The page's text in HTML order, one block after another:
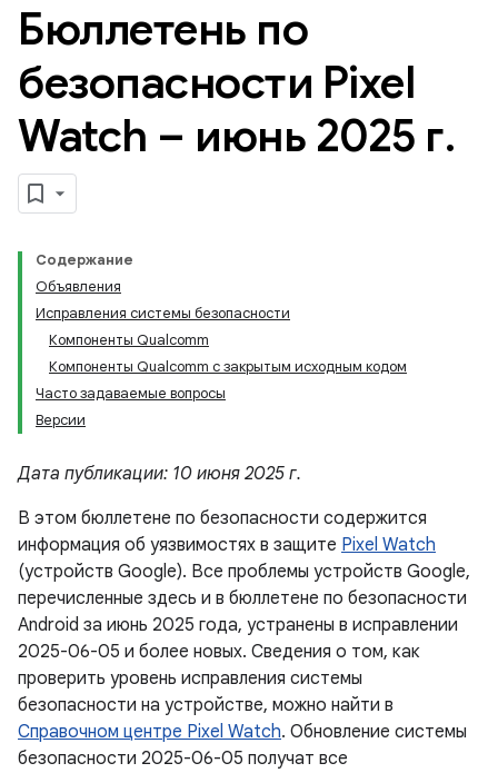
Бюллетень по
безопасности Pixel
Watch – июнь 2025 г.
Содержание
Объявления
Исправления системы безопасности
Компоненты Qualcomm
Компоненты Qualcomm с закрытым исходным кодом
Часто задаваемые вопросы
Версии
Дата публикации: 10 июня 2025 г.
В этом бюллетене по безопасности содержится
информация об уязвимостях в защите Pixel Watch
(устройств Google). Все проблемы устройств Google,
перечисленные здесь и в бюллетене по безопасности
Android за июнь 2025 года, устранены в исправлении
2025-06-05 и более новых. Сведения о том, как
проверить уровень исправления системы
безопасности на устройстве, можно найти в
Справочном центре Pixel Watch. Обновление системы
безопасности 2025-06-05 получат все